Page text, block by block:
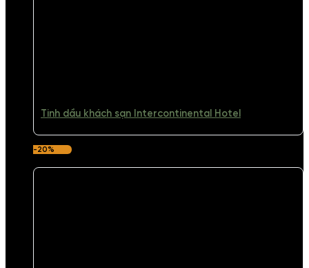
Tinh dầu khách sạn Intercontinental Hotel
-20%